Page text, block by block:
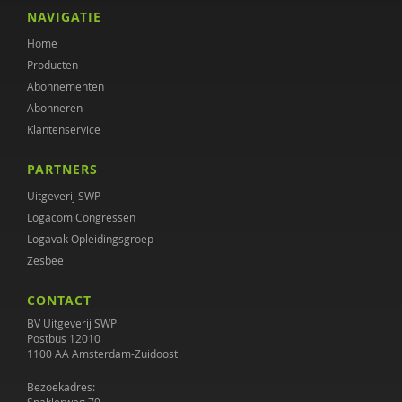
Henk Ferwerda
Maaike Habra
Jan Hendriks
Simone 't Hooft
Janine Janssen
Wouter Jongebreur
Rosa Koenraadt
Anouk Kok
Margriet Lenkens
NAVIGATIE
Home
Producten
Abonnementen
Abonneren
Klantenservice
PARTNERS
Uitgeverij SWP
Logacom Congressen
Logavak Opleidingsgroep
Zesbee
CONTACT
BV Uitgeverij SWP
Postbus 12010
1100 AA Amsterdam-Zuidoost
Bezoekadres: